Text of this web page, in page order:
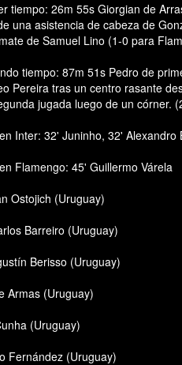
tiempo: 26m 55s Giorgian de
una asistencia de cabeza de
de Samuel Lino (1-0 para
tiempo: 87m 51s Pedro de
Pereira tras un centro rasante
jugada luego de un córner.
Inter: 32' Juninho, 32' Alexandro
Flamengo: 45' Guillermo Várela
Ostojich (Uruguay)
Barreiro (Uruguay)
Berisso (Uruguay)
Armas (Uruguay)
(Uruguay)
Fernández (Uruguay)